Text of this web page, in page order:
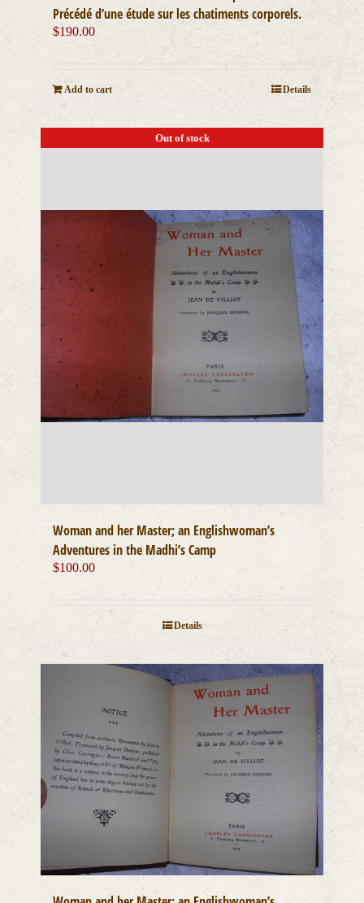
Précédé d’une étude sur les chatiments corporels.
$190.00
Add to cart Details
Out of stock
Woman and her Master; an Englishwoman’s
Adventures in the Madhi’s Camp
$100.00
Details